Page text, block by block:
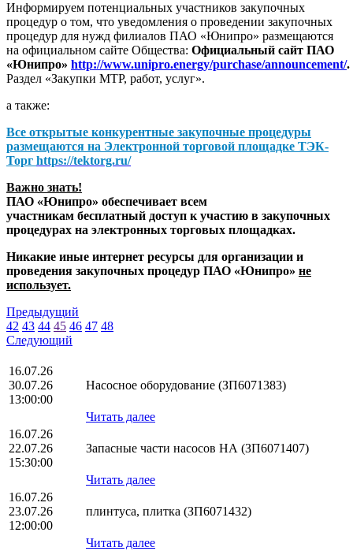
Информируем потенциальных участников закупочных
процедур о том, что уведомления о проведении закупочных
процедур для нужд филиалов ПАО «Юнипро» размещаются
на официальном сайте Общества: Официальный сайт ПАО
«Юнипро» http://www.unipro.energy/purchase/announcement/.
Раздел «Закупки МТР, работ, услуг».
а также:
Все открытые конкурентные закупочные процедуры
размещаются на Электронной торговой площадке ТЭК-
Торг https://tektorg.ru/
Важно знать!
ПАО «Юнипро» обеспечивает всем
участникам бесплатный доступ к участию в закупочных
процедурах на электронных торговых площадках.
Никакие иные интернет ресурсы для организации и
проведения закупочных процедур ПАО «Юнипро» не
использует.
Предыдущий
42 43 44 45 46 47 48
Следующий
16.07.26
30.07.26
13:00:00
Насосное оборудование (ЗП6071383)
Читать далее
16.07.26
22.07.26
15:30:00
Запасные части насосов НА (ЗП6071407)
Читать далее
16.07.26
23.07.26
12:00:00
плинтуса, плитка (ЗП6071432)
Читать далее